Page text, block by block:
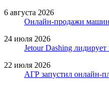
6 августа 2026
Онлайн-продажи машин
24 июля 2026
Jetour Dashing
22 июля 2026
АГР запустил онлайн-